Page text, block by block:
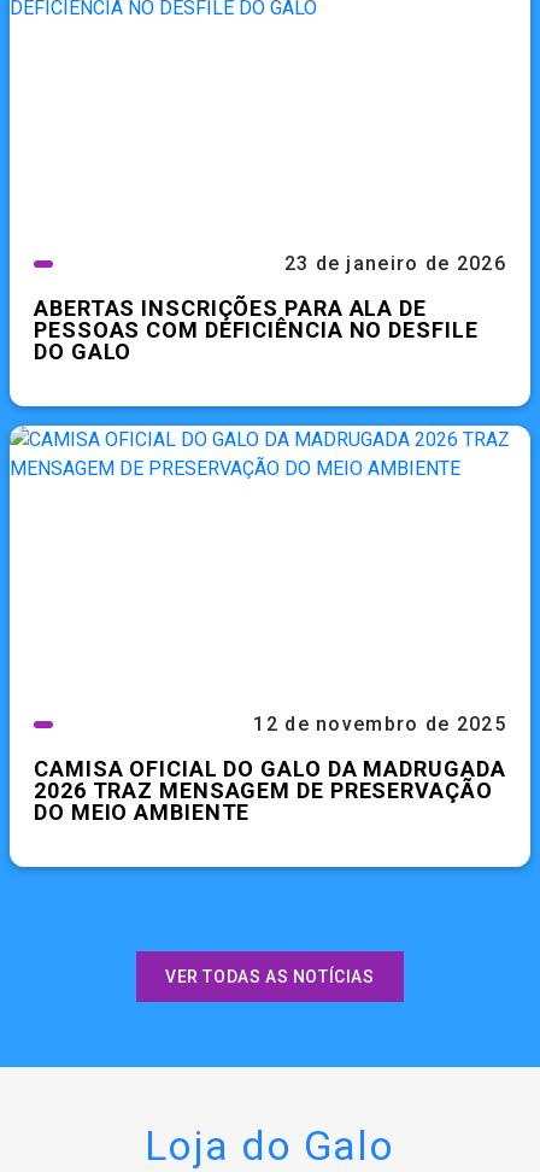
23 de janeiro de 2026
ABERTAS INSCRIÇÕES PARA ALA DE
PESSOAS COM DEFICIÊNCIA NO DESFILE
DO GALO
12 de novembro de 2025
CAMISA OFICIAL DO GALO DA MADRUGADA
2026 TRAZ MENSAGEM DE PRESERVAÇÃO
DO MEIO AMBIENTE
VER TODAS AS NOTÍCIAS
Loja do Galo